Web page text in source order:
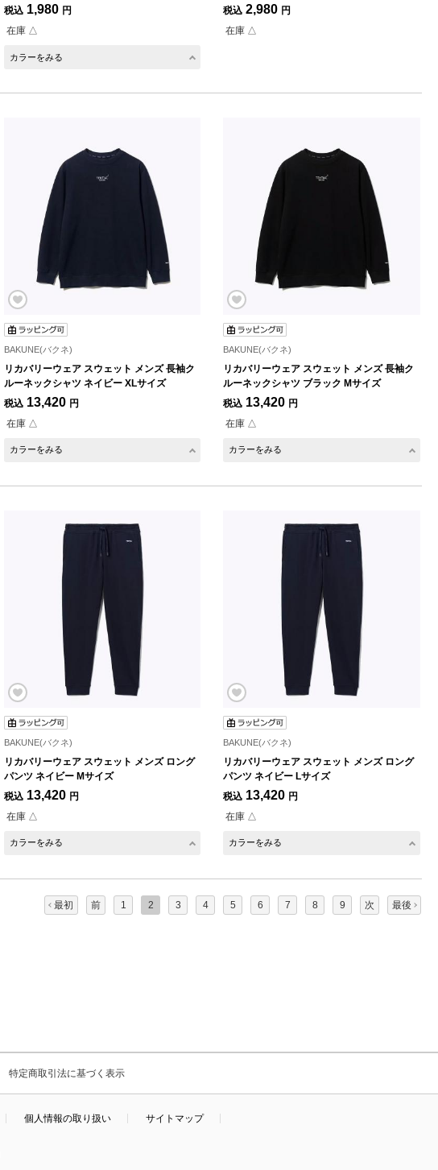
税込 1,980 円
在庫 △
カラーをみる
税込 2,980 円
在庫 △
BAKUNE(バクネ)
リカバリーウェア スウェット メンズ 長袖ク
ルーネックシャツ ネイビー XLサイズ
税込 13,420 円
在庫 △
カラーをみる
BAKUNE(バクネ)
リカバリーウェア スウェット メンズ 長袖ク
ルーネックシャツ ブラック Mサイズ
税込 13,420 円
在庫 △
カラーをみる
BAKUNE(バクネ)
リカバリーウェア スウェット メンズ ロング
パンツ ネイビー Mサイズ
税込 13,420 円
在庫 △
カラーをみる
BAKUNE(バクネ)
リカバリーウェア スウェット メンズ ロング
パンツ ネイビー Lサイズ
税込 13,420 円
在庫 △
カラーをみる
最初 前 1 2 3 4 5 6 7 8 9 次 最後
特定商取引法に基づく表示
個人情報の取り扱い サイトマップ